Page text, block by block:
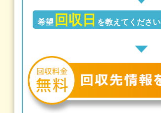
希望 回収日 を教えてください